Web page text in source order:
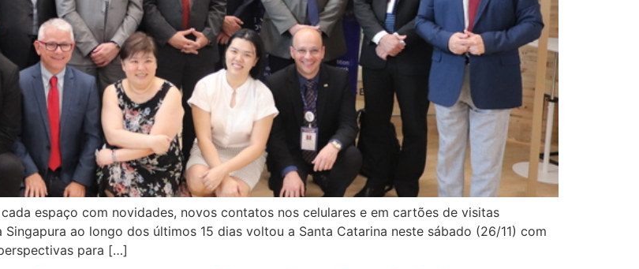
espaço com novidades, novos contatos nos celulares e em cartões de visitas
ao longo dos últimos 15 dias voltou a Santa Catarina neste sábado (26/11) com
para […]